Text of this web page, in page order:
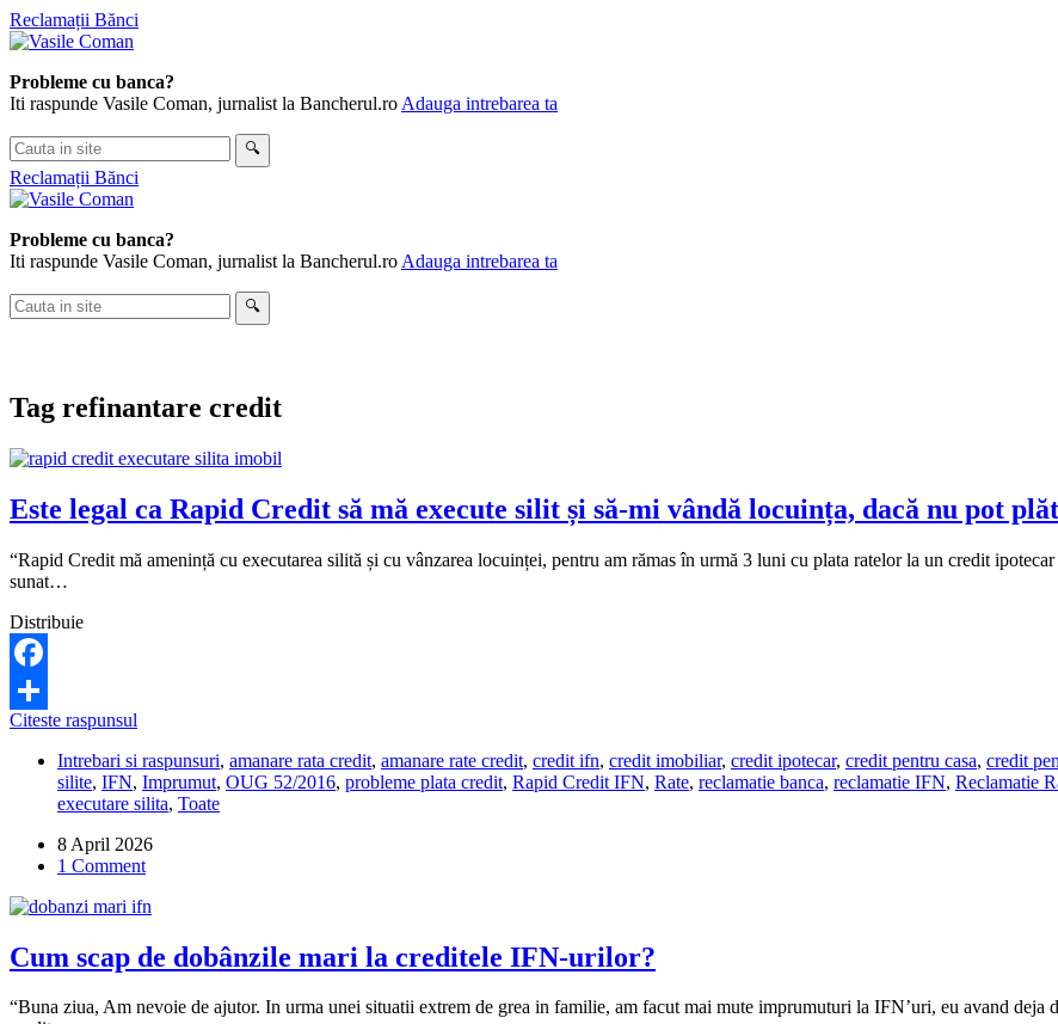
Skip
to
Reclamații Bănci
Probleme cu banca?
Iti raspunde Vasile Coman, jurnalist la Bancherul.ro Adauga intrebarea ta
Cauta
in
site
🔍
Reclamații Bănci
Probleme cu banca?
Iti raspunde Vasile Coman, jurnalist la Bancherul.ro Adauga intrebarea ta
Cauta
in
🔍
Tag refinantare credit
Este legal ca Rapid Credit să mă execute silit și să-mi vândă locuința, dacă nu pot
“Rapid Credit mă amenință cu executarea silită și cu vânzarea locuinței, pentru am rămas în urmă 3 luni cu plata ratelor la un credit
sunat…
Distribuie
Facebook
Share
Citeste raspunsul
ca
Rapid
Credit
mă
execute
și
mi
vândă
locuința,
dacă
Intrebari si raspunsuri, amanare rata credit, amanare rate credit, credit ifn, credit imobiliar, credit ipotecar, credit pentru casa, credit
silite, IFN, Imprumut, OUG 52/2016, probleme plata credit, Rapid Credit IFN, Rate, reclamatie banca, reclamatie IFN, Reclamatie
executare silita, Toate
8 April 2026
1 Comment
Cum scap de dobânzile mari la creditele IFN-urilor?
“Buna ziua, Am nevoie de ajutor. In urma unei situatii extrem de grea in familie, am facut mai mute imprumuturi la IFN’uri, eu avand deja